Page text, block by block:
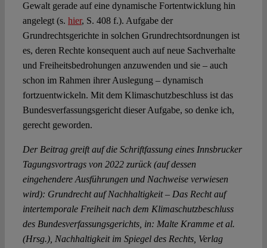
Gewalt gerade auf eine dynamische Fortentwicklung hin
angelegt (s. hier, S. 408 f.). Aufgabe der
Grundrechtsgerichte in solchen Grundrechtsordnungen ist
es, deren Rechte konsequent auch auf neue Sachverhalte
und Freiheitsbedrohungen anzuwenden und sie – auch
schon im Rahmen ihrer Auslegung – dynamisch
fortzuentwickeln. Mit dem Klimaschutzbeschluss ist das
Bundesverfassungsgericht dieser Aufgabe, so denke ich,
gerecht geworden.
Der Beitrag greift auf die Schriftfassung eines Innsbrucker
Tagungsvortrags von 2022zurück (auf dessen
eingehendere Ausführungen und Nachweise verwiesen
wird): Grundrecht auf Nachhaltigkeit – Das Recht auf
intertemporale Freiheit nach dem Klimaschutzbeschluss
des Bundesverfassungsgerichts, in: Malte Kramme et al.
(Hrsg.), Nachhaltigkeit im Spiegel des Rechts, Verlag